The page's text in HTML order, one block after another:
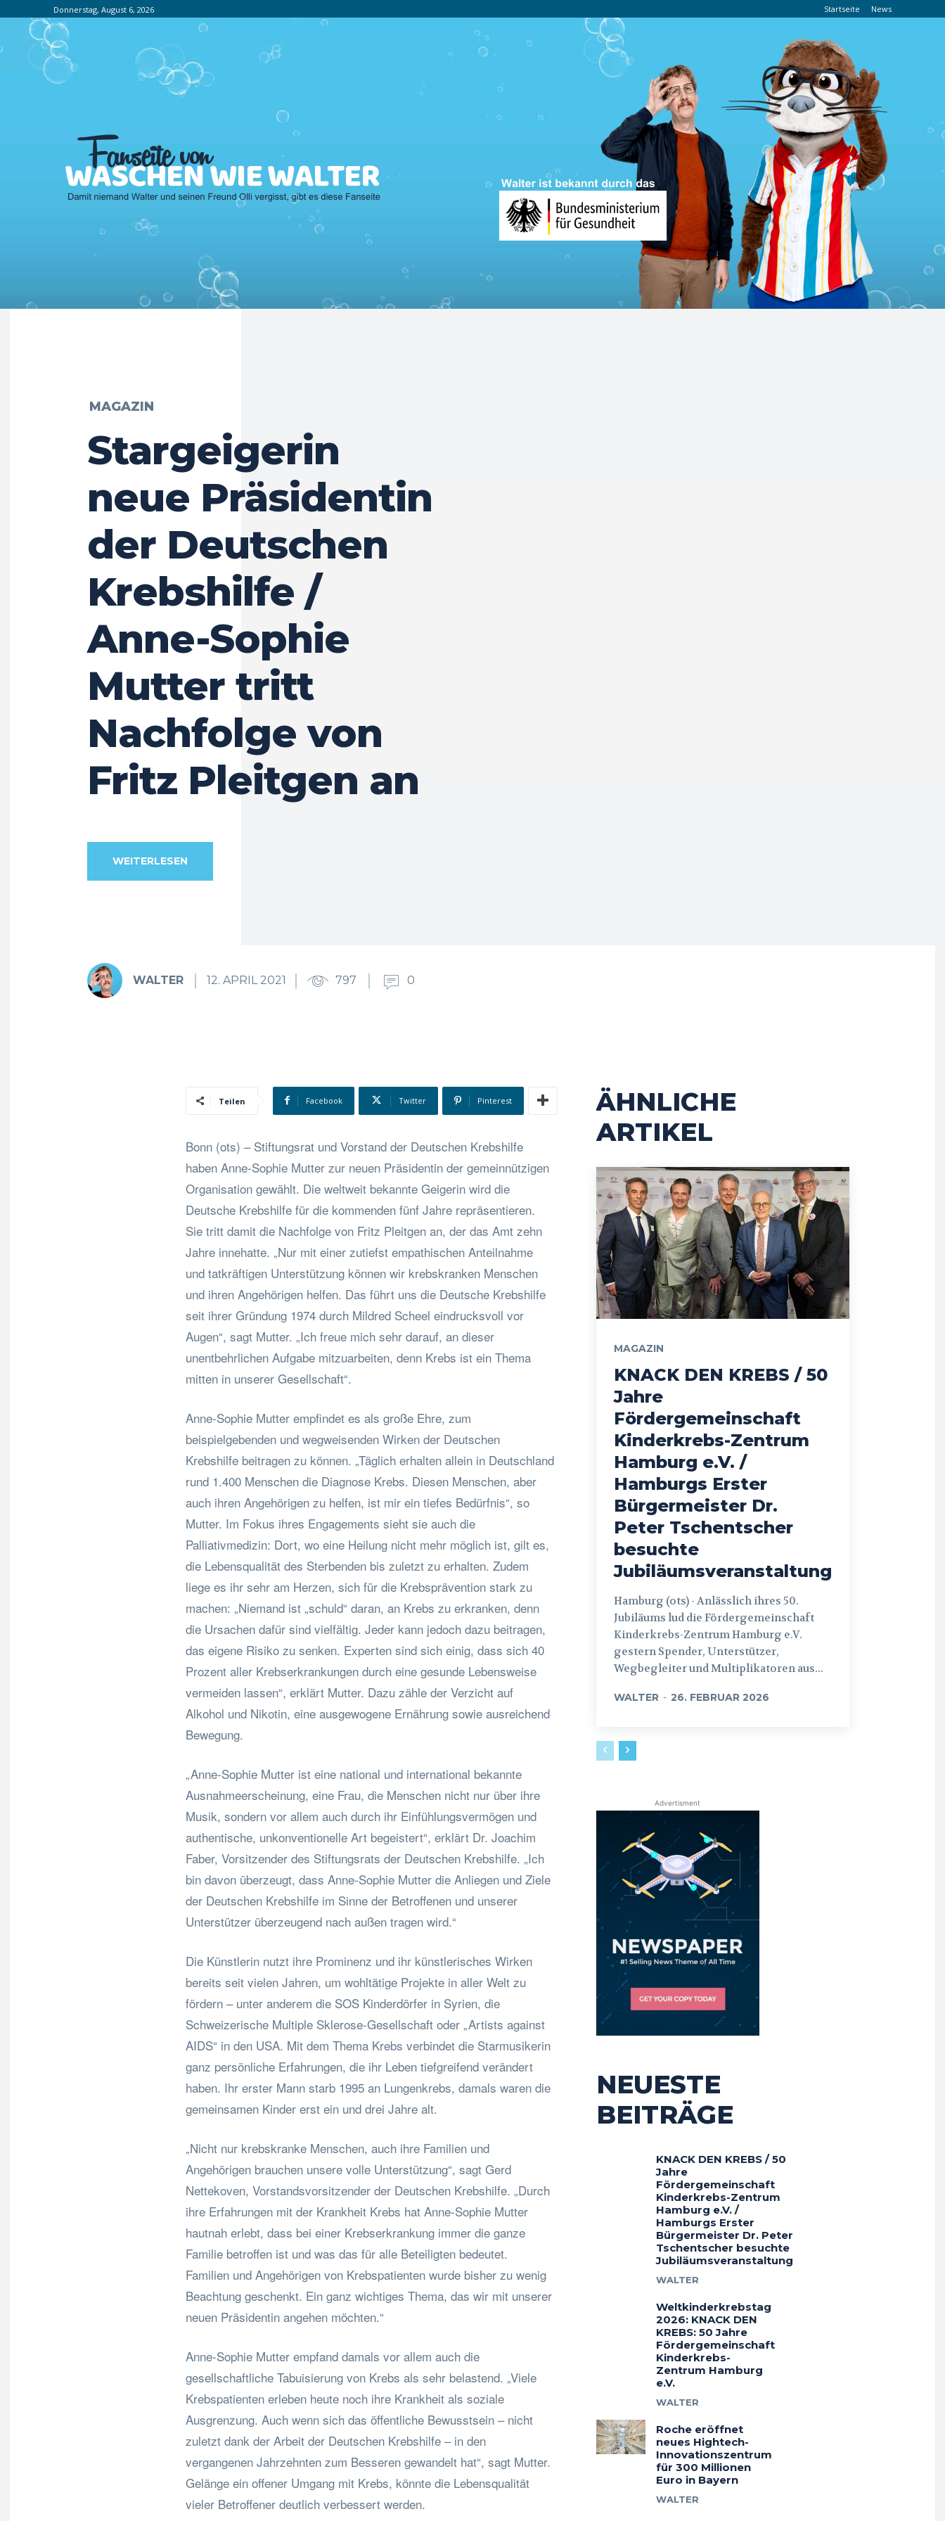
Donnerstag, August 6, 2026 Startseite News
MAGAZIN
Stargeigerin
neue Präsidentin
der Deutschen
Krebshilfe /
Anne-Sophie
Mutter tritt
Nachfolge von
Fritz Pleitgen an
WEITERLESEN
WALTER 12. APRIL 2021 797 0
Teilen Facebook Twitter Pinterest
Bonn (ots) – Stiftungsrat und Vorstand der Deutschen Krebshilfe
haben Anne-Sophie Mutter zur neuen Präsidentin der gemeinnützigen
Organisation gewählt. Die weltweit bekannte Geigerin wird die
Deutsche Krebshilfe für die kommenden fünf Jahre repräsentieren.
Sie tritt damit die Nachfolge von Fritz Pleitgen an, der das Amt zehn
Jahre innehatte. „Nur mit einer zutiefst empathischen Anteilnahme
und tatkräftigen Unterstützung können wir krebskranken Menschen
und ihren Angehörigen helfen. Das führt uns die Deutsche Krebshilfe
seit ihrer Gründung 1974 durch Mildred Scheel eindrucksvoll vor
Augen“, sagt Mutter. „Ich freue mich sehr darauf, an dieser
unentbehrlichen Aufgabe mitzuarbeiten, denn Krebs ist ein Thema
mitten in unserer Gesellschaft“.
Anne-Sophie Mutter empfindet es als große Ehre, zum
beispielgebenden und wegweisenden Wirken der Deutschen
Krebshilfe beitragen zu können. „Täglich erhalten allein in Deutschland
rund 1.400 Menschen die Diagnose Krebs. Diesen Menschen, aber
auch ihren Angehörigen zu helfen, ist mir ein tiefes Bedürfnis“, so
Mutter. Im Fokus ihres Engagements sieht sie auch die
Palliativmedizin: Dort, wo eine Heilung nicht mehr möglich ist, gilt es,
die Lebensqualität des Sterbenden bis zuletzt zu erhalten. Zudem
liege es ihr sehr am Herzen, sich für die Krebsprävention stark zu
machen: „Niemand ist „schuld“ daran, an Krebs zu erkranken, denn
die Ursachen dafür sind vielfältig. Jeder kann jedoch dazu beitragen,
das eigene Risiko zu senken. Experten sind sich einig, dass sich 40
Prozent aller Krebserkrankungen durch eine gesunde Lebensweise
vermeiden lassen“, erklärt Mutter. Dazu zähle der Verzicht auf
Alkohol und Nikotin, eine ausgewogene Ernährung sowie ausreichend
Bewegung.
„Anne-Sophie Mutter ist eine national und international bekannte
Ausnahmeerscheinung, eine Frau, die Menschen nicht nur über ihre
Musik, sondern vor allem auch durch ihr Einfühlungsvermögen und
authentische, unkonventionelle Art begeistert“, erklärt Dr. Joachim
Faber, Vorsitzender des Stiftungsrats der Deutschen Krebshilfe. „Ich
bin davon überzeugt, dass Anne-Sophie Mutter die Anliegen und Ziele
der Deutschen Krebshilfe im Sinne der Betroffenen und unserer
Unterstützer überzeugend nach außen tragen wird.“
Die Künstlerin nutzt ihre Prominenz und ihr künstlerisches Wirken
bereits seit vielen Jahren, um wohltätige Projekte in aller Welt zu
fördern – unter anderem die SOS Kinderdörfer in Syrien, die
Schweizerische Multiple Sklerose-Gesellschaft oder „Artists against
AIDS“ in den USA. Mit dem Thema Krebs verbindet die Starmusikerin
ganz persönliche Erfahrungen, die ihr Leben tiefgreifend verändert
haben. Ihr erster Mann starb 1995 an Lungenkrebs, damals waren die
gemeinsamen Kinder erst ein und drei Jahre alt.
„Nicht nur krebskranke Menschen, auch ihre Familien und
Angehörigen brauchen unsere volle Unterstützung“, sagt Gerd
Nettekoven, Vorstandsvorsitzender der Deutschen Krebshilfe. „Durch
ihre Erfahrungen mit der Krankheit Krebs hat Anne-Sophie Mutter
hautnah erlebt, dass bei einer Krebserkrankung immer die ganze
Familie betroffen ist und was das für alle Beteiligten bedeutet.
Familien und Angehörigen von Krebspatienten wurde bisher zu wenig
Beachtung geschenkt. Ein ganz wichtiges Thema, das wir mit unserer
neuen Präsidentin angehen möchten.“
Anne-Sophie Mutter empfand damals vor allem auch die
gesellschaftliche Tabuisierung von Krebs als sehr belastend. „Viele
Krebspatienten erleben heute noch ihre Krankheit als soziale
Ausgrenzung. Auch wenn sich das öffentliche Bewusstsein – nicht
zuletzt dank der Arbeit der Deutschen Krebshilfe – in den
vergangenen Jahrzehnten zum Besseren gewandelt hat“, sagt Mutter.
Gelänge ein offener Umgang mit Krebs, könnte die Lebensqualität
vieler Betroffener deutlich verbessert werden.
ÄHNLICHE
ARTIKEL
MAGAZIN
KNACK DEN KREBS / 50
Jahre
Fördergemeinschaft
Kinderkrebs-Zentrum
Hamburg e.V. /
Hamburgs Erster
Bürgermeister Dr.
Peter Tschentscher
besuchte
Jubiläumsveranstaltung
Hamburg (ots) - Anlässlich ihres 50.
Jubiläums lud die Fördergemeinschaft
Kinderkrebs-Zentrum Hamburg e.V.
gestern Spender, Unterstützer,
Wegbegleiter und Multiplikatoren aus...
WALTER - 26. FEBRUAR 2026
Advertisment
NEUESTE
BEITRÄGE
KNACK DEN KREBS / 50
Jahre
Fördergemeinschaft
Kinderkrebs-Zentrum
Hamburg e.V. /
Hamburgs Erster
Bürgermeister Dr. Peter
Tschentscher besuchte
Jubiläumsveranstaltung
WALTER
Weltkinderkrebstag
2026: KNACK DEN
KREBS: 50 Jahre
Fördergemeinschaft
Kinderkrebs-
Zentrum Hamburg
e.V.
WALTER
Roche eröffnet
neues Hightech-
Innovationszentrum
für 300 Millionen
Euro in Bayern
WALTER